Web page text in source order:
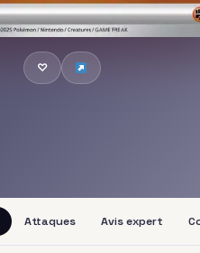
♡
Attaques Avis expert